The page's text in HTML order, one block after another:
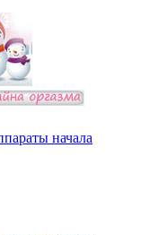
начала